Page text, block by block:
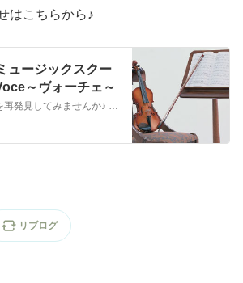
はこちらから♪
ュージックスクー
～ヴォーチェ～
あなたの才能と魅力を再発見してみませんか♪ 体験レッスン受付中 場所：オクターヴハウス（池袋東口）レッスン時間
リブログ